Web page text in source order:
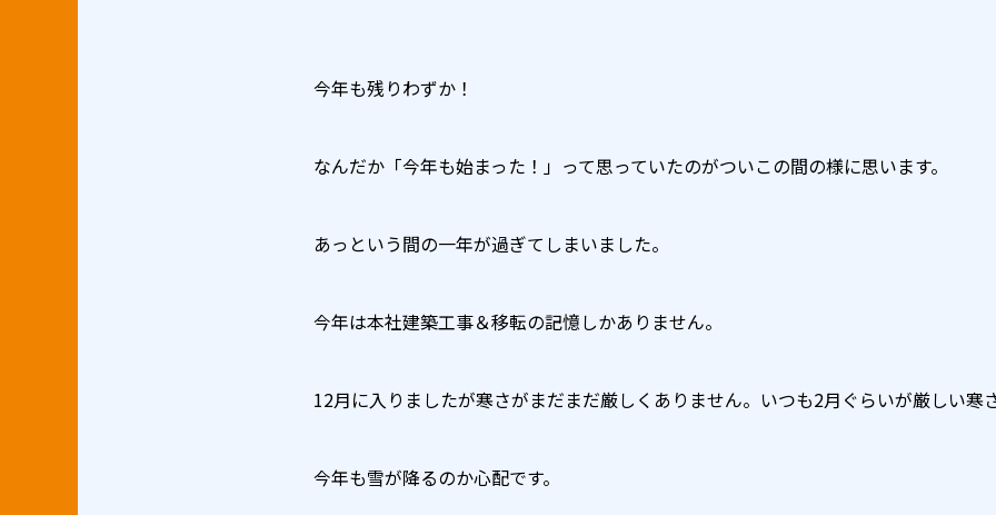
今年も残りわずか！
なんだか「今年も始まった！」って思っていたのがついこの間の様に思います。
あっという間の一年が過ぎてしまいました。
今年は本社建築工事＆移転の記憶しかありません。
12月に入りましたが寒さがまだまだ厳しくありません。いつも2月ぐらいが厳しい寒
今年も雪が降るのか心配です。